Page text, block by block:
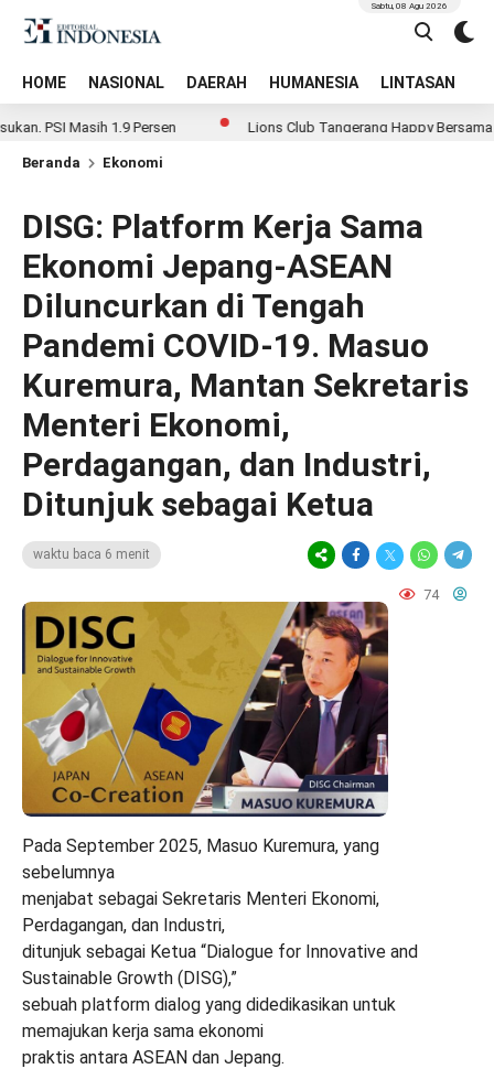
HOME NASIONAL DAERAH HUMANESIA LINTASAN
Sabtu, 08 Agu 2026
1,9 Persen Lions Club Tangerang Happy Bersama Prodia,
Beranda Ekonomi
DISG: Platform Kerja Sama
Ekonomi Jepang-ASEAN
Diluncurkan di Tengah
Pandemi COVID-19. Masuo
Kuremura, Mantan Sekretaris
Menteri Ekonomi,
Perdagangan, dan Industri,
Ditunjuk sebagai Ketua
waktu baca 6 menit
74
Pada September 2025, Masuo Kuremura, yang
sebelumnya
menjabat sebagai Sekretaris Menteri Ekonomi,
Perdagangan, dan Industri,
ditunjuk sebagai Ketua “Dialogue for Innovative and
Sustainable Growth (DISG),”
sebuah platform dialog yang didedikasikan untuk
memajukan kerja sama ekonomi
praktis antara ASEAN dan Jepang.